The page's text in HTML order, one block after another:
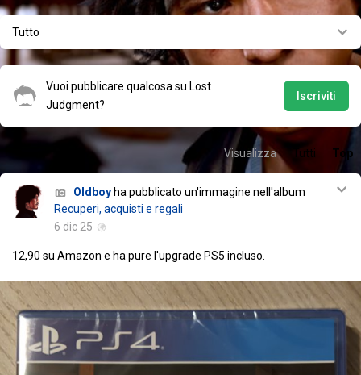
Tutto
Vuoi pubblicare qualcosa su Lost
Judgment?
Iscriviti
Visualizza Tutti Top
Oldboy ha pubblicato un'immagine nell'album
Recuperi, acquisti e regali
6 dic 25
12,90 su Amazon e ha pure l'upgrade PS5 incluso.